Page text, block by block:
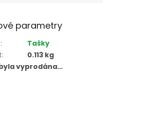
parametry
:
Tašky
:
0.113 kg
vyprodána…